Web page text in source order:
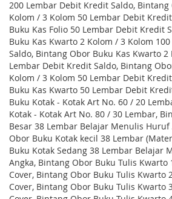
200 Lembar Debit Kredit Saldo, Bintang
Kolom / 3 Kolom 50 Lembar Debit
Buku Kas Folio 50 Lembar Debit Kredit
Buku Kas Kwarto 2 Kolom / 3 Kolom
Saldo, Bintang Obor Buku Kas Kwarto
Lembar Debit Kredit Saldo, Bintang
Kolom / 3 Kolom 50 Lembar Debit
Buku Kas Kwarto 50 Lembar Debit
Buku Kotak - Kotak Art No. 60 / 20
Kotak - Kotak Art No. 80 / 30 Lembar,
Besar 38 Lembar Belajar Menulis Huruf
Obor Buku Kotak kecil 38 Lembar
Buku Kotak Sedang 38 Lembar Belajar
Angka, Bintang Obor Buku Tulis Kwarto
Cover, Bintang Obor Buku Tulis Kwarto
Cover, Bintang Obor Buku Tulis Kwarto